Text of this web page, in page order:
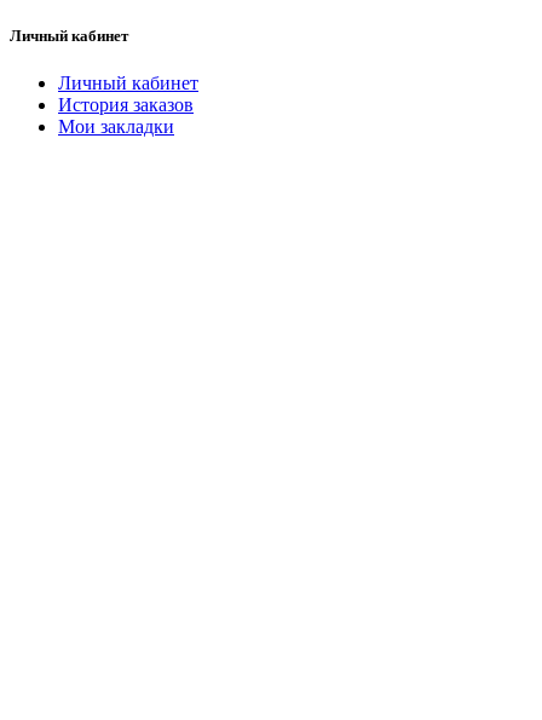
Личный кабинет
Личный кабинет
История заказов
Мои закладки